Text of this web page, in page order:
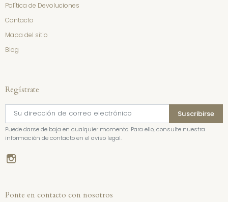
Política de Devoluciones
Contacto
Mapa del sitio
Blog
Regístrate
Puede darse de baja en cualquier momento. Para ello, consulte nuestra
información de contacto en el aviso legal.
Ponte en contacto con nosotros